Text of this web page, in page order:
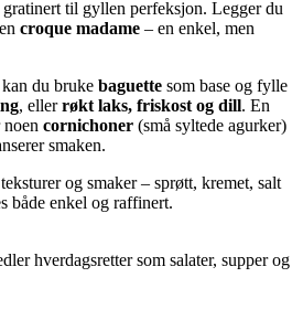
gratinert til gyllen perfeksjon. Legger du
croque madame – en enkel, men
du bruke baguette som base og fylle
, ellerrøkt laks, friskost og dill. En
cornichoner (små syltede agurker)
smaken.
og smaker – sprøtt, kremet, salt
både enkel og raffinert.
hverdagsretter som salater, supper og